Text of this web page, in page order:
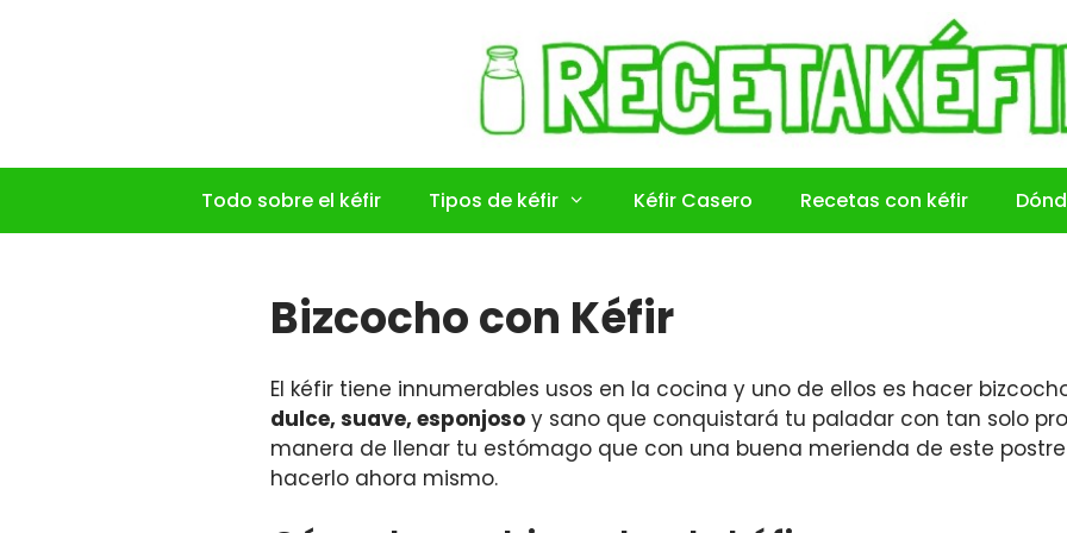
Todo sobre el kéfir Tipos de kéfir Kéfir Casero Recetas con kéfir
Bizcocho con Kéfir
El kéfir tiene innumerables usos en la cocina y uno de ellos es hacer
dulce, suave, esponjoso y sano que conquistará tu paladar con tan solo
manera de llenar tu estómago que con una buena merienda de este
hacerlo ahora mismo.